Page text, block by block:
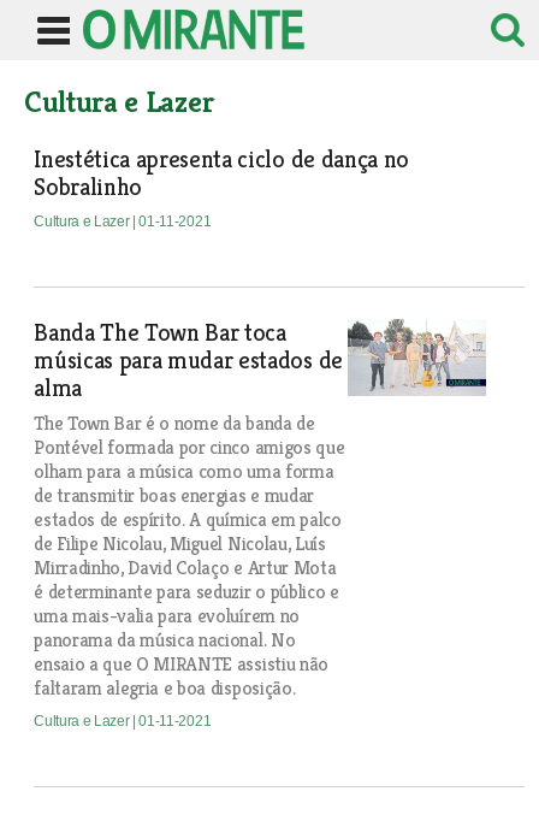
Cultura e Lazer
Inestética apresenta ciclo de dança no
Sobralinho
Cultura e Lazer | 01-11-2021
Banda The Town Bar toca
músicas para mudar estados de
alma
The Town Bar é o nome da banda de
Pontével formada por cinco amigos que
olham para a música como uma forma
de transmitir boas energias e mudar
estados de espírito. A química em palco
de Filipe Nicolau, Miguel Nicolau, Luís
Mirradinho, David Colaço e Artur Mota
é determinante para seduzir o público e
uma mais-valia para evoluírem no
panorama da música nacional. No
ensaio a que O MIRANTE assistiu não
faltaram alegria e boa disposição.
Cultura e Lazer | 01-11-2021